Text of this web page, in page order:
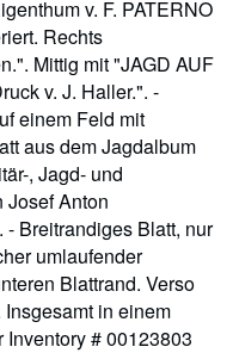
v. F. PATERNO
Rechts
Mittig mit "JAGD AUF
v. J. Haller.". -
einem Feld mit
aus dem Jagdalbum
, Jagd- und
Josef Anton
Breitrandiges Blatt, nur
umlaufender
Blattrand. Verso
in einem
Inventory # 00123803